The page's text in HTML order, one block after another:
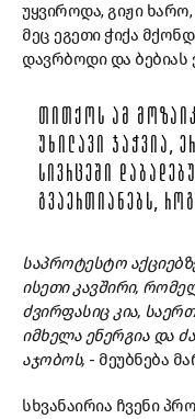
უყვიროდა, გიჟი ხარო,
მეც ეგეთი ჭიქა
დავრბოდი და ბებიას
ᲗᲘᲗᲥᲝᲡ ᲐᲛ
ᲣᲮᲘᲚᲐᲕᲘ ᲯᲐᲭᲕᲘᲐ,
ᲡᲘᲕᲠᲪᲔᲨᲘ
ᲒᲕᲐᲔᲠᲗᲘᲐᲜᲔᲑᲡ,
საპროტესტო
ისეთი კავშირი,
ძვირფასიც კია,
იმხელა ენერგია და
აჯობოს, - მეუბნება
სხვანაირია ჩვენი